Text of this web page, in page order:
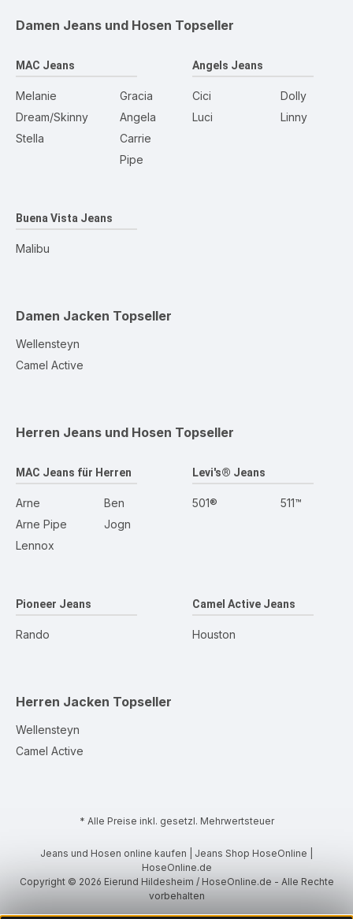
Damen Jeans und Hosen Topseller
MAC Jeans
Melanie
Dream/Skinny
Stella
Gracia
Angela
Carrie
Pipe
Angels Jeans
Cici
Luci
Dolly
Linny
Buena Vista Jeans
Malibu
Damen Jacken Topseller
Wellensteyn
Camel Active
Herren Jeans und Hosen Topseller
MAC Jeans für Herren
Arne
Arne Pipe
Lennox
Ben
Jogn
Levi's® Jeans
501® 511™
Pioneer Jeans
Rando
Camel Active Jeans
Houston
Herren Jacken Topseller
Wellensteyn
Camel Active
* Alle Preise inkl. gesetzl. Mehrwertsteuer
Jeans und Hosen online kaufen | Jeans Shop HoseOnline |
HoseOnline.de
Copyright © 2026 Eierund Hildesheim / HoseOnline.de - Alle Rechte
vorbehalten